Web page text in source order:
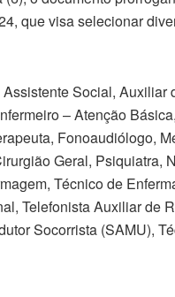
que visa selecionar
Social, Auxiliar
– Atenção
Fonoaudiólogo,
Geral, Psiquiatra,
Técnico de
Telefonista Auxiliar de
Socorrista (SAMU),